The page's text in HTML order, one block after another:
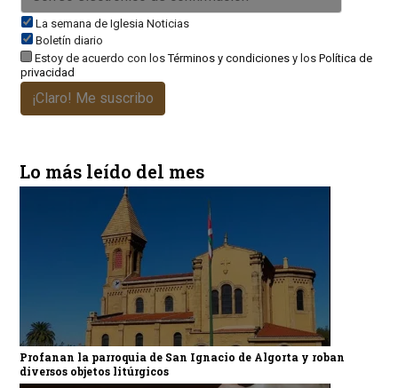
La semana de Iglesia Noticias
Boletín diario
Estoy de acuerdo con losTérminos y condicionesy los Política de
privacidad
¡Claro! Me suscribo
Lo más leído del mes
Profanan la parroquia de San Ignacio de Algorta y roban
diversos objetos litúrgicos